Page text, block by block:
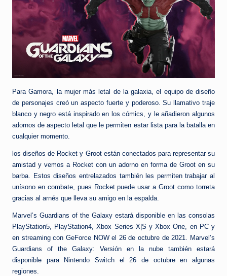
Para Gamora, la mujer más letal de la galaxia, el equipo de diseño
de personajes creó un aspecto fuerte y poderoso. Su llamativo traje
blanco y negro está inspirado en los cómics, y le añadieron algunos
adornos de aspecto letal que le permiten estar lista para la batalla en
cualquier momento.
los diseños de Rocket y Groot están conectados para representar su
amistad y vemos a Rocket con un adorno en forma de Groot en su
barba. Estos diseños entrelazados también les permiten trabajar al
unísono en combate, pues Rocket puede usar a Groot como torreta
gracias al arnés que lleva su amigo en la espalda.
Marvel’s Guardians of the Galaxy estará disponible en las consolas
PlayStation5, PlayStation4, Xbox Series X|S y Xbox One, en PC y
en streaming con GeForce NOW el 26 de octubre de 2021. Marvel’s
Guardians of the Galaxy: Versión en la nube también estará
disponible para Nintendo Switch el 26 de octubre en algunas
regiones.